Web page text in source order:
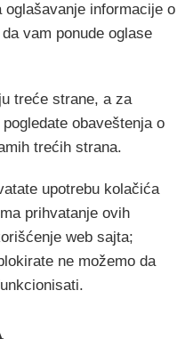
informacije o
vam ponude oglase
treće strane, a za
obaveštenja o
trećih strana.
upotrebu kolačića
prihvatanje ovih
web sajta;
ne možemo da